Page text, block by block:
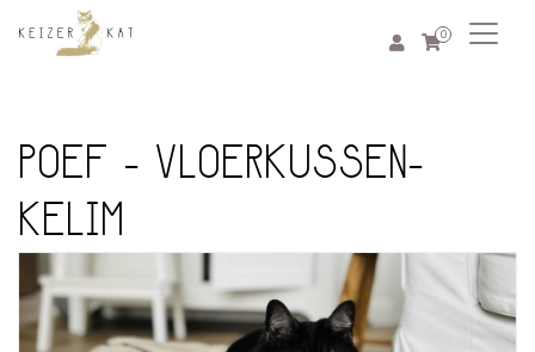
0
POEF - VLOERKUSSEN-
KELIM